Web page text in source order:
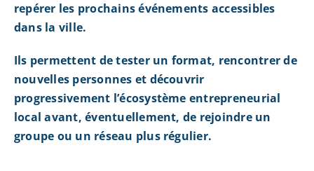
repérer les prochains événements accessibles
dans la ville.
Ils permettent de tester un format, rencontrer de
nouvelles personnes et découvrir
progressivement l’écosystème entrepreneurial
local avant, éventuellement, de rejoindre un
groupe ou un réseau plus régulier.